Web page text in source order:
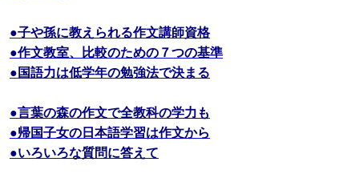
●子や孫に教えられる作文講師資格
●作文教室、比較のための７つの基準
●国語力は低学年の勉強法で決まる
●言葉の森の作文で全教科の学力も
●帰国子女の日本語学習は作文から
●いろいろな質問に答えて